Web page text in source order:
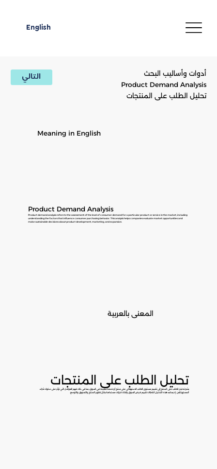
English
التالي
Product Demand Analysis
تحليل الطلب على المنتجات
أدوات وأساليب البحث
Meaning in English
Product Demand Analysis
Product demand analysis refers to the assessment of the level of consumer demand for a particular product or service in the market, including
understanding the factors that influence consumer purchasing behavior. This analysis helps companies evaluate market opportunities and
make sustainable decisions about product development, marketing, and expansion.
المعنى بالعربية
تحليل الطلب على المنتجات
يشير تحليل الطلب على المنتج إلى تقييم مستوى الطلب الاستهلاكي على منتج أو خدمة معينة في السوق، بما في ذلك فهم العوامل التي تؤثر على سلوك شراء
المستهلكين. إذ يساعد هذه التحليل الشركات تقييم فرص السوق واتخاذ قرارات مستدامة بشأن تطوير المنتج والتسويق والتوسع.